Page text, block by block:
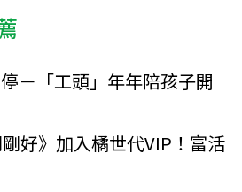
－「工頭」年年陪孩子開
好》加入橘世代VIP！富活